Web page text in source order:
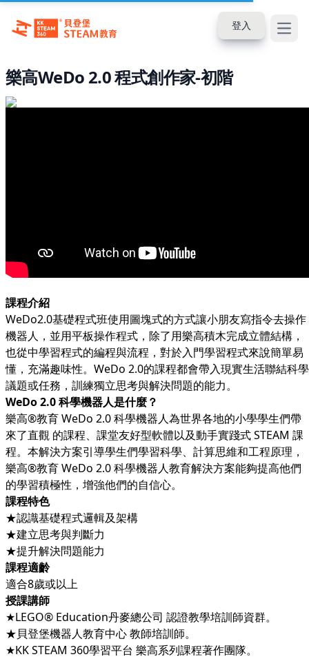
登入
樂高WeDo 2.0 程式創作家-初階
課程介紹
WeDo2.0基礎程式班使用圖塊式的方式讓小朋友寫指令去操作
機器人，並用平板操作程式，除了用樂高積木完成立體結構，
也從中學習程式的編程與流程，對於入門學習程式來說簡單易
懂，充滿趣味性。WeDo 2.0的課程都會帶入現實生活聯結科學
議題或任務，訓練獨立思考與解決問題的能力。
WeDo 2.0 科學機器人是什麼？
樂高®教育 WeDo 2.0 科學機器人為世界各地的小學學生們帶
來了直觀 的課程、課堂友好型軟體以及動手實踐式 STEAM 課
程。本解決方案引導學生們學習科學、計算思維和工程原理，
樂高®教育 WeDo 2.0 科學機器人教育解決方案能夠提高他們
的學習積極性，增強他們的自信心。
課程特色
★認識基礎程式邏輯及架構
★建立思考與判斷力
★提升解決問題能力
課程適齡
適合8歲或以上
授課講師
★LEGO® Education丹麥總公司 認證教學培訓師資群。
★貝登堡機器人教育中心 教師培訓師。
★KK STEAM 360學習平台 樂高系列課程著作團隊。